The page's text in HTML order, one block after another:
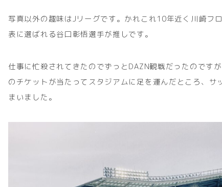
写真以外の趣味はJリーグです。かれこれ10年近く川崎フ
表に選ばれる谷口彰悟選手が推しです。
仕事に忙殺されてきたのでずっとDAZN観戦だったのです
のチケットが当たってスタジアムに足を運んだところ、サ
まいました。